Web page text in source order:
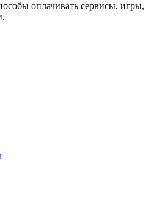
оплачивать сервисы, игры,